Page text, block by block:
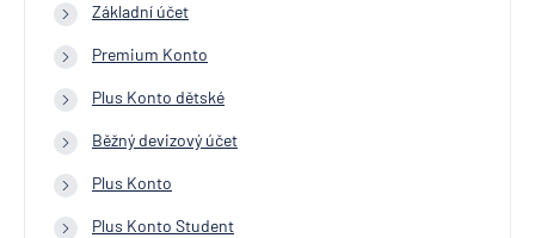
Základní účet
Premium Konto
Plus Konto dětské
Běžný devizový účet
Plus Konto
Plus Konto Student